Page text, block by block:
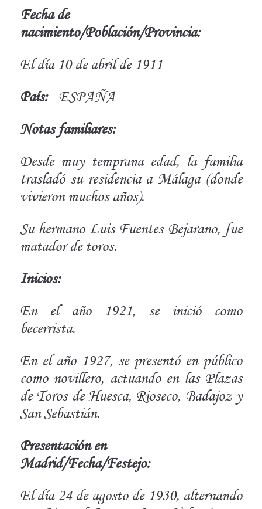
Fecha de
nacimiento/Población/Provincia:
El día 10 de abril de 1911
País:ESPAÑA
Notas familiares:
Desde muy temprana edad, la familia
trasladó su residencia a Málaga (donde
vivieron muchos años).
Su hermano Luis Fuentes Bejarano, fue
matador de toros.
Inicios:
En el año 1921, se inició como
becerrista.
En el año 1927, se presentó en público
como novillero, actuando en las Plazas
de Toros de Huesca, Rioseco, Badajoz y
San Sebastián.
Presentación en
Madrid/Fecha/Festejo:
El día 24 de agosto de 1930, alternando